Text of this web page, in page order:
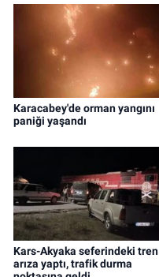
Karacabey'de orman yangını
paniği yaşandı
Kars-Akyaka seferindeki tren
arıza yaptı, trafik durma